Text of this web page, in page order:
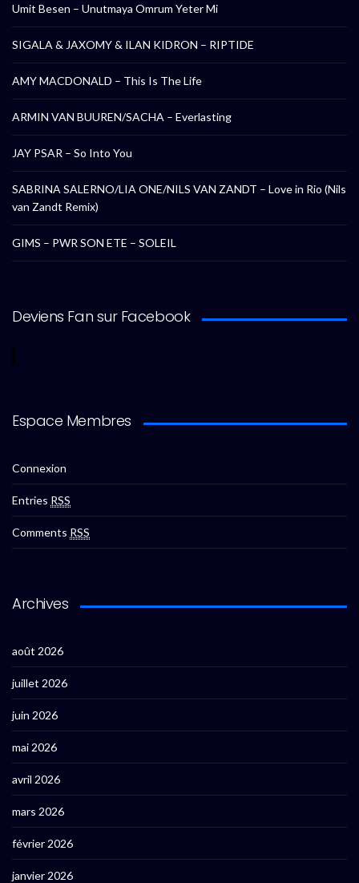
Umit Besen – Unutmaya Omrum Yeter Mi
SIGALA & JAXOMY & ILAN KIDRON – RIPTIDE
AMY MACDONALD – This Is The Life
ARMIN VAN BUUREN/SACHA – Everlasting
JAY PSAR – So Into You
SABRINA SALERNO/LIA ONE/NILS VAN ZANDT – Love in Rio (Nils
van Zandt Remix)
GIMS – PWR SON ETE – SOLEIL
Deviens Fan sur Facebook
Espace Membres
Connexion
Entries RSS
Comments RSS
Archives
août 2026
juillet 2026
juin 2026
mai 2026
avril 2026
mars 2026
février 2026
janvier 2026